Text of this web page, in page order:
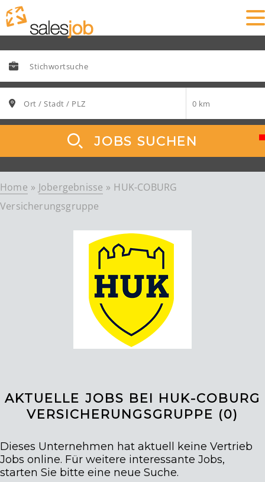
JOBS SUCHEN
Home Jobergebnisse
HUK-COBURG
Versicherungsgruppe
AKTUELLE JOBS BEI HUK-COBURG
VERSICHERUNGSGRUPPE (0)
Dieses Unternehmen hat aktuell keine Vertrieb
Jobs online. Für weitere interessante Jobs,
starten Sie bitte eine neue Suche.